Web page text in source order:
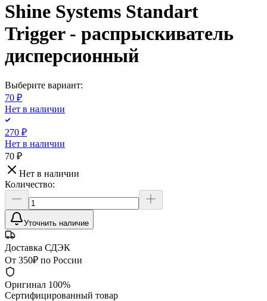
Shine Systems Standart
Trigger - распрыскиватель
дисперсионный
Выберите вариант:
70 ₽
Нет в наличии
270 ₽
Нет в наличии
70 ₽
Нет в наличии
Количество:
Уточнить наличие
Доставка СДЭК
От 350₽ по России
Оригинал 100%
Сертифицированный товар